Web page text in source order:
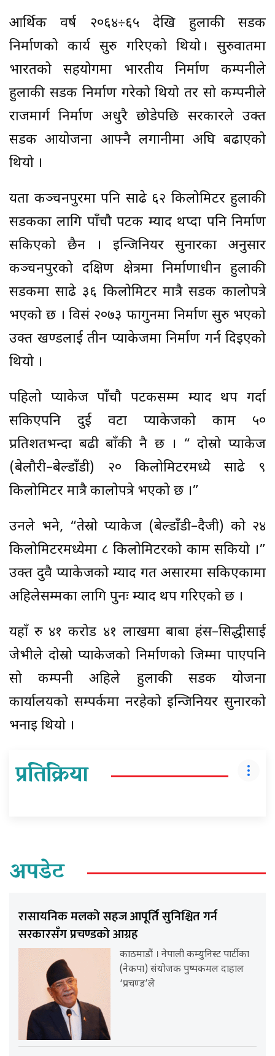
आर्थिक वर्ष २०६४÷६५ देखि हुलाकी सडक
निर्माणको कार्य सुरु गरिएको थियो । सुरुवातमा
भारतको सहयोगमा भारतीय निर्माण कम्पनीले
हुलाकी सडक निर्माण गरेको थियो तर सो कम्पनीले
राजमार्ग निर्माण अधुरै छोडेपछि सरकारले उक्त
सडक आयोजना आफ्नै लगानीमा अघि बढाएको
थियो ।
यता कञ्चनपुरमा पनि साढे ६२ किलोमिटर हुलाकी
सडकका लागि पाँचौ पटक म्याद थप्दा पनि निर्माण
सकिएको छैन । इन्जिनियर सुनारका अनुसार
कञ्चनपुरको दक्षिण क्षेत्रमा निर्माणाधीन हुलाकी
सडकमा साढे ३६ किलोमिटर मात्रै सडक कालोपत्रे
भएको छ । विसं २०७३ फागुनमा निर्माण सुरु भएको
उक्त खण्डलाई तीन प्याकेजमा निर्माण गर्न दिइएको
थियो ।
पहिलो प्याकेज पाँचौ पटकसम्म म्याद थप गर्दा
सकिएपनि दुई वटा प्याकेजको काम ५०
प्रतिशतभन्दा बढी बाँकी नै छ । “ दोस्रो प्याकेज
(बेलौरी–बेल्डाँडी) २० किलोमिटरमध्ये साढे ९
किलोमिटर मात्रै कालोपत्रे भएको छ ।”
उनले भने, “तेस्रो प्याकेज (बेल्डाँडी–दैजी) को २४
किलोमिटरमध्येमा ८ किलोमिटरको काम सकियो ।”
उक्त दुवै प्याकेजको म्याद गत असारमा सकिएकामा
अहिलेसम्मका लागि पुनः म्याद थप गरिएको छ ।
यहाँ रु ४१ करोड ४१ लाखमा बाबा हंस–सिद्धीसाई
जेभीले दोस्रो प्याकेजको निर्माणको जिम्मा पाएपनि
सो कम्पनी अहिले हुलाकी सडक योजना
कार्यालयको सम्पर्कमा नरहेको इन्जिनियर सुनारको
भनाइ थियो ।
प्रतिक्रिया
अपडेट
रासायनिक मलको सहज आपूर्ति सुनिश्चित गर्न
सरकारसँग प्रचण्डको आग्रह
काठमाडौं । नेपाली कम्युनिस्ट पार्टीका
(नेकपा) संयोजक पुष्पकमल दाहाल
‘प्रचण्ड’ले